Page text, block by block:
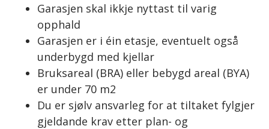
Garasjen skal ikkje nyttast til varig
opphald
Garasjen er i éin etasje, eventuelt også
underbygd med kjellar
Bruksareal (BRA) eller bebygd areal (BYA)
er under 70 m2
Du er sjølv ansvarleg for at tiltaket fylgjer
gjeldande krav etter plan- og